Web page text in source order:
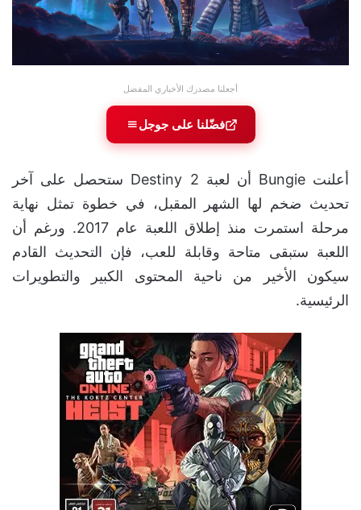
أجعلنا مصدرك الأخباري المفضل
فضّلنا على جوجل
أعلنت Bungie أن لعبة Destiny 2 ستحصل على آخر
تحديث ضخم لها الشهر المقبل، في خطوة تمثل نهاية
مرحلة استمرت منذ إطلاق اللعبة عام 2017. ورغم أن
اللعبة ستبقى متاحة وقابلة للعب، فإن التحديث القادم
سيكون الأخير من ناحية المحتوى الكبير والتطويرات
الرئيسية.